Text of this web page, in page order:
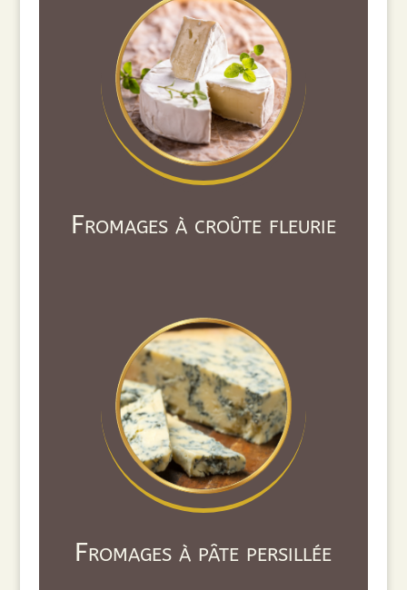
Fromages à croûte fleurie
Fromages à pâte persillée